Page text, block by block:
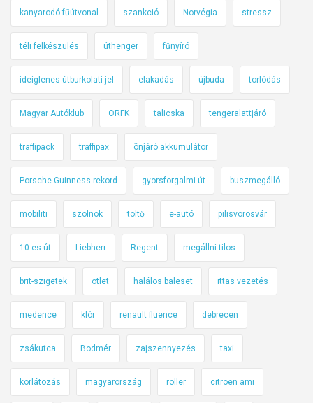
kanyarodó fűútvonal szankció Norvégia stressz
téli felkészülés úthenger fűnyíró
ideiglenes útburkolati jel elakadás újbuda torlódás
Magyar Autóklub ORFK talicska tengeralattjáró
traffipack traffipax önjáró akkumulátor
Porsche Guinness rekord gyorsforgalmi út buszmegálló
mobiliti szolnok töltő e-autó pilisvörösvár
10-es út Liebherr Regent megállni tilos
brit-szigetek ötlet halálos baleset ittas vezetés
medence klór renault fluence debrecen
zsákutca Bodmér zajszennyezés taxi
korlátozás magyarország roller citroen ami